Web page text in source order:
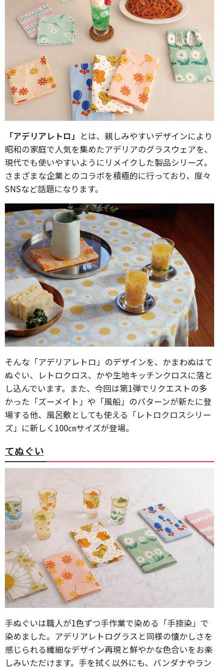
「アデリアレトロ」 とは、親しみやすいデザインにより
昭和の家庭で人気を集めたアデリアのグラスウェアを、
現代でも使いやすいようにリメイクした製品シリーズ。
さまざまな企業とのコラボを積極的に行っており、度々
SNSなど話題になります。
そんな「アデリアレトロ」のデザインを、かまわぬはて
ぬぐい、レトロクロス、かや生地キッチンクロスに落と
し込んでいます。また、今回は第1弾でリクエストの多
かった「ズーメイト」や「風船」のパターンが新たに登
場する他、風呂敷としても使える「レトロクロスシリー
ズ」に新しく100㎝サイズが登場。
てぬぐい
手ぬぐいは職人が1色ずつ手作業で染める「手捺染」で
染めました。アデリアレトログラスと同様の懐かしさを
感じられる繊細なデザイン再現と鮮やかな色合いをお楽
しみいただけます。手を拭く以外にも、バンダナやラン